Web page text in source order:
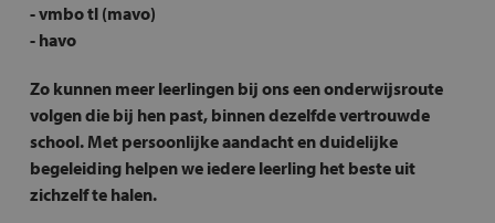
- vmbo tl (mavo)
- havo
Zo kunnen meer leerlingen bij ons een onderwijsroute
volgen die bij hen past, binnen dezelfde vertrouwde
school. Met persoonlijke aandacht en duidelijke
begeleiding helpen we iedere leerling het beste uit
zichzelf te halen.